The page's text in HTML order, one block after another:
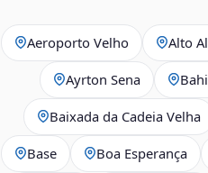
Aeroporto Velho Alto
Ayrton Sena
Baixada da Cadeia Velha
Base Boa Esperança